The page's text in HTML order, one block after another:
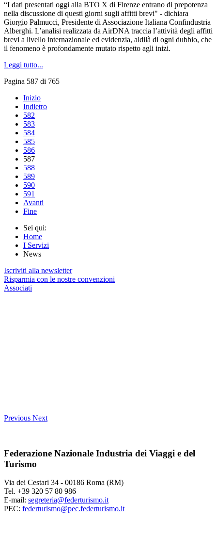
“I dati presentati oggi alla BTO X di Firenze entrano di prepotenza
nella discussione di questi giorni sugli affitti brevi" - dichiara
Giorgio Palmucci, Presidente di Associazione Italiana Confindustria
Alberghi. L’analisi realizzata da AirDNA traccia l’attività degli affitti
brevi a livello internazionale ed evidenzia, aldilà di ogni dubbio, che
il fenomeno è profondamente mutato rispetto agli inizi.
Leggi tutto...
Pagina 587 di 765
Inizio
Indietro
582
583
584
585
586
587
588
589
590
591
Avanti
Fine
Sei qui:
Home
I Servizi
News
Iscriviti alla newsletter
Risparmia con le nostre convenzioni
Associati
Previous Next
Federazione Nazionale Industria dei Viaggi e del
Turismo
Via dei Cestari 34 - 00186 Roma (RM)
Tel. +39 320 57 80 986
E-mail: segreteria@federturismo.it
PEC: federturismo@pec.federturismo.it